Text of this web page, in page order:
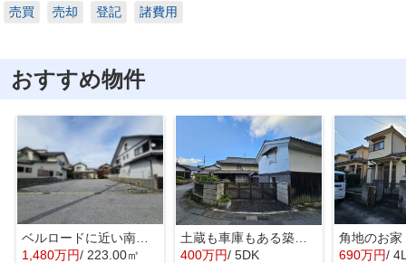
売買
売却 登記 諸費用
おすすめ物件
ベルロードに近い南向きの土地
1,480万円/ 223.00㎡
土蔵も車庫もある築１３５年の家
400万円/ 5DK
角地のお家
690万円/